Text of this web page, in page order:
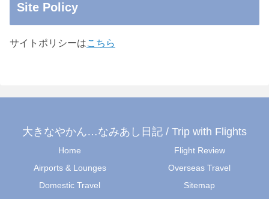
Site Policy
サイトポリシーはこちら
大きなやかん…なみあし日記 / Trip with Flights
Home
Flight Review
Airports & Lounges
Overseas Travel
Domestic Travel
Sitemap